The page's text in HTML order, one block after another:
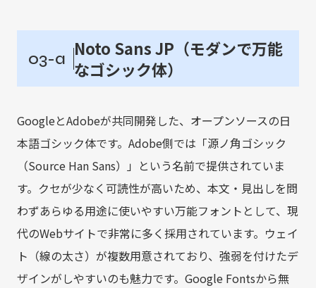
03-a Noto Sans JP（モダンで万能
なゴシック体）
GoogleとAdobeが共同開発した、オープンソースの日
本語ゴシック体です。Adobe側では「源ノ角ゴシック
（Source Han Sans）」という名前で提供されていま
す。クセが少なく可読性が高いため、本文・見出しを問
わずあらゆる用途に使いやすい万能フォントとして、現
代のWebサイトで非常に多く採用されています。ウェイ
ト（線の太さ）が複数用意されており、強弱を付けたデ
ザインがしやすいのも魅力です。Google Fontsから無